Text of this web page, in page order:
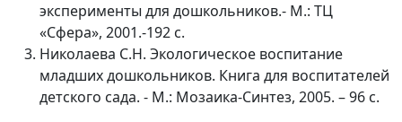
эксперименты для дошкольников.- М.: ТЦ
«Сфера», 2001.-192 с.
Николаева С.Н. Экологическое воспитание
младших дошкольников. Книга для воспитателей
детского сада. - М.: Мозаика-Синтез, 2005. – 96 с.